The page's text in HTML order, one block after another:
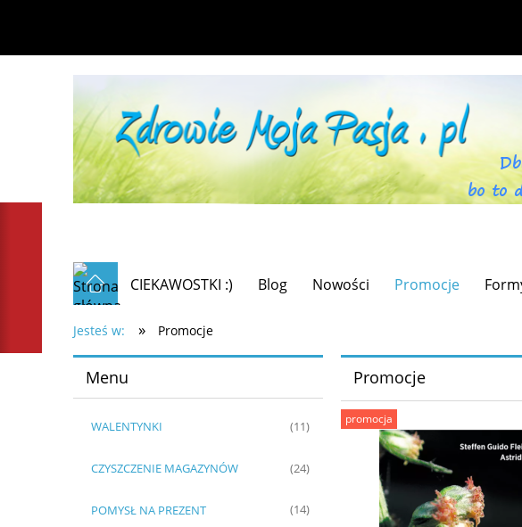
CIEKAWOSTKI :) Blog Nowości Promocje
Jesteś w: » Promocje
Menu
WALENTYNKI (11)
CZYSZCZENIE MAGAZYNÓW (24)
POMYSŁ NA PREZENT (14)
Promocje
promocja